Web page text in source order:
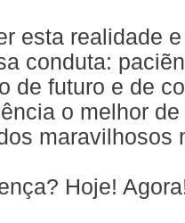
esta realidade
conduta:
de futuro e de
o melhor
maravilhosos
Hoje!